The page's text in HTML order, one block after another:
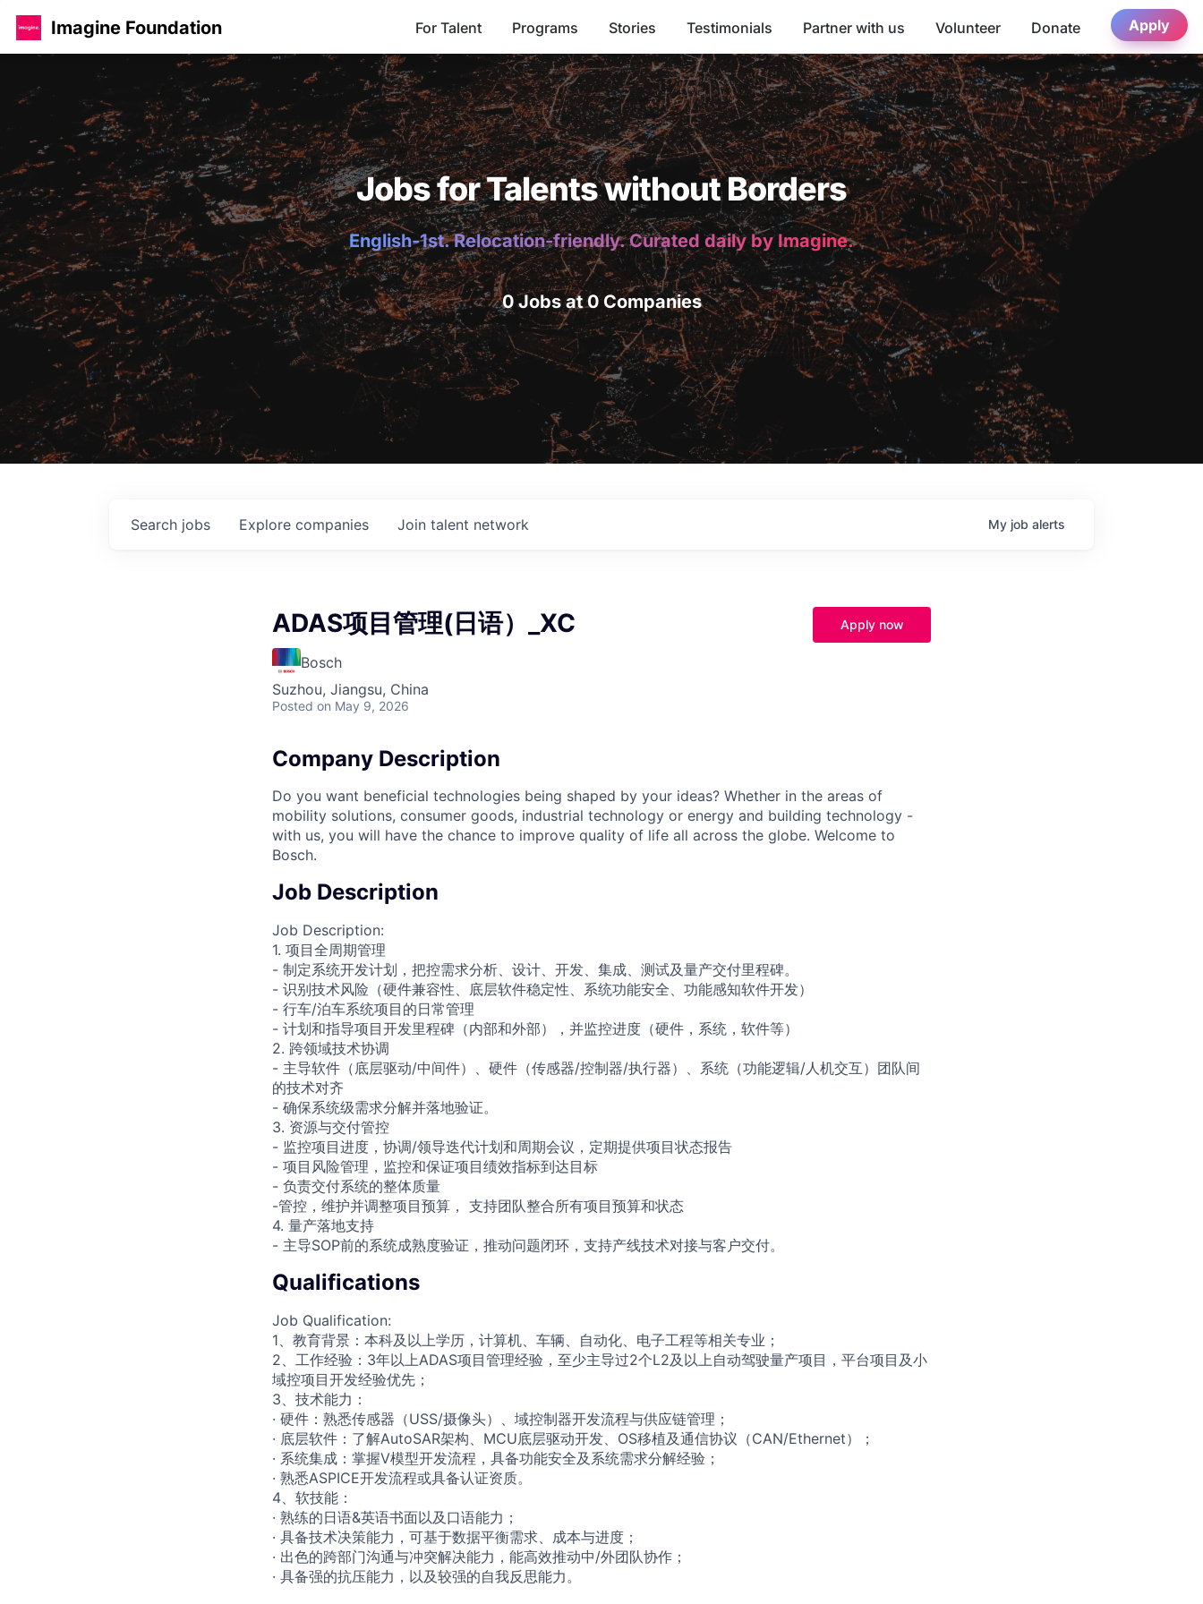
Imagine Foundation For Talent Programs Stories Testimonials Partner with us Volunteer Donate Apply
Jobs for Talents without Borders
English-1st. Relocation-friendly. Curated daily by Imagine.
0 Jobs at 0 Companies
Search jobs Explore companies Join talent network My job alerts
ADAS项目管理(日语）_XC
Bosch
Suzhou, Jiangsu, China
Posted on May 9, 2026
Apply now
Company Description
Do you want beneficial technologies being shaped by your ideas? Whether in the areas of
mobility solutions, consumer goods, industrial technology or energy and building technology -
with us, you will have the chance to improve quality of life all across the globe. Welcome to
Bosch.
Job Description
Job Description:
1. 项目全周期管理
- 制定系统开发计划，把控需求分析、设计、开发、集成、测试及量产交付里程碑。
- 识别技术风险（硬件兼容性、底层软件稳定性、系统功能安全、功能感知软件开发）
- 行车/泊车系统项目的日常管理
- 计划和指导项目开发里程碑（内部和外部），并监控进度（硬件，系统，软件等）
2. 跨领域技术协调
- 主导软件（底层驱动/中间件）、硬件（传感器/控制器/执行器）、系统（功能逻辑/人机交互）团队间
的技术对齐
- 确保系统级需求分解并落地验证。
3. 资源与交付管控
- 监控项目进度，协调/领导迭代计划和周期会议，定期提供项目状态报告
- 项目风险管理，监控和保证项目绩效指标到达目标
- 负责交付系统的整体质量
-管控，维护并调整项目预算， 支持团队整合所有项目预算和状态
4. 量产落地支持
- 主导SOP前的系统成熟度验证，推动问题闭环，支持产线技术对接与客户交付。
Qualifications
Job Qualification:
1、教育背景：本科及以上学历，计算机、车辆、自动化、电子工程等相关专业；
2、工作经验：3年以上ADAS项目管理经验，至少主导过2个L2及以上自动驾驶量产项目，平台项目及小
域控项目开发经验优先；
3、技术能力：
· 硬件：熟悉传感器（USS/摄像头）、域控制器开发流程与供应链管理；
· 底层软件：了解AutoSAR架构、MCU底层驱动开发、OS移植及通信协议（CAN/Ethernet）；
· 系统集成：掌握V模型开发流程，具备功能安全及系统需求分解经验；
· 熟悉ASPICE开发流程或具备认证资质。
4、软技能：
· 熟练的日语&英语书面以及口语能力；
· 具备技术决策能力，可基于数据平衡需求、成本与进度；
· 出色的跨部门沟通与冲突解决能力，能高效推动中/外团队协作；
· 具备强的抗压能力，以及较强的自我反思能力。